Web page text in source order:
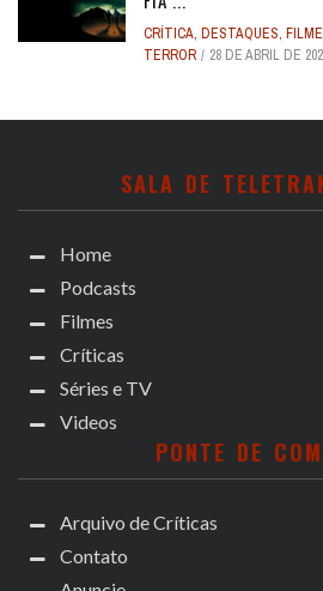
CRÍTICA, DESTAQUES,
TERROR
28 DE ABRIL DE
SALA DE
Home
Podcasts
Filmes
Críticas
Séries e TV
Videos
PONTE DE
Arquivo de Críticas
Contato